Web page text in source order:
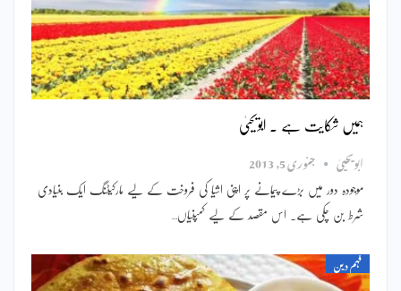
ہمیں شکایت ہے ۔ ابویحییٰ
ابویحییٰ جنوری 5, 2013
موجودہ دور میں بڑے پیمانے پر اپنی اشیا کی فروخت کے لیے مارکیٹنگ ایک بنیادی
شرط بن چکی ہے۔ اس مقصد کے لیے کمپنیاں…
فہم دین